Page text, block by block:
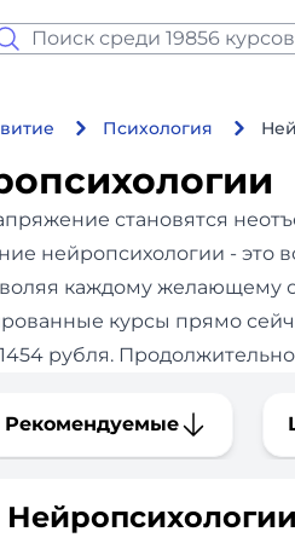
Психология
становятся
нейропсихологии - это
каждому желающему
курсы прямо
рубля.
Рекомендуемые